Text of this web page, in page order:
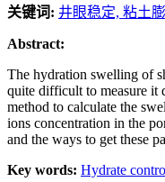
关键词: 井眼稳定, 粘土
Abstract:
The hydration swelling of
quite difficult to measure it
method to calculate the
ions concentration in the
and the ways to get these
Key words: Hydrate